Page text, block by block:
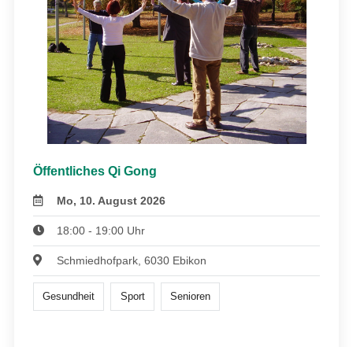
Öffentliches Qi Gong
Mo, 10. August 2026
18:00 - 19:00 Uhr
Schmiedhofpark, 6030 Ebikon
Gesundheit Sport Senioren